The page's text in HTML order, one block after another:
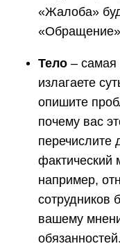
«Жалоба»
Тело – самая
излагаете
опишите
почему вас
перечислите
фактический
например,
сотрудников
вашему